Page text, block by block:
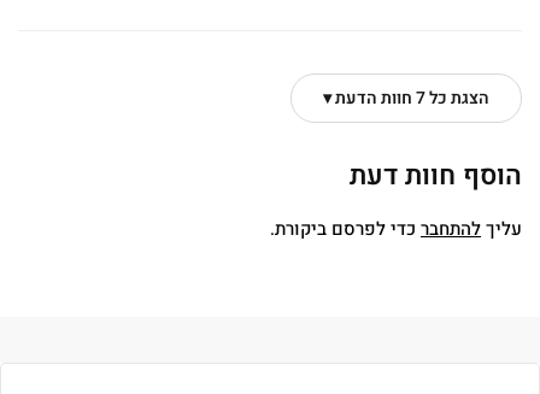
הצגת כל 7 חוות הדעת ▾
הוסף חוות דעת
עליךלהתחבר כדי לפרסם ביקורת.